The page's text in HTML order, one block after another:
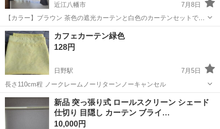
近江八幡市
7月8日
【カラー】ブラウン 茶色の遮光カーテンと白色のカーテンセットです
カーテンタッセルは100均の物を使用しています。 カーテンタッセル
はまだかろうじて使えてる状態なので 必要ならばお付けします。
滋賀 近江八幡市 カーテン、ブラインド
カフェカーテン緑色
128円
日野駅
7月5日
長さ110cm程 ノークレームノーリターンノーキャンセル
滋賀 蒲生郡 日野駅 カーテン、ブラインド
カフェカーテン
新品 突っ張り式 ロールスクリーン シェード
仕切り 目隠し カーテン ブライ…
10,000円